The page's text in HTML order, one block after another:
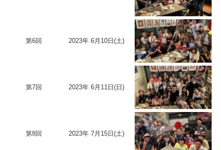
第6回 2023年 6月10日(土)
第7回 2023年 6月11日(日)
第8回 2023年 7月15日(土)